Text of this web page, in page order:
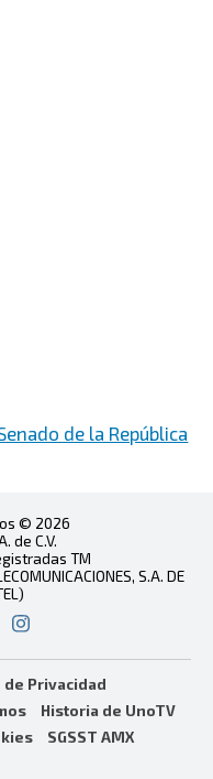
de la República
© 2026
de C.V.
TM
S.A. DE
de Privacidad
Historia de UnoTV
SGSST AMX